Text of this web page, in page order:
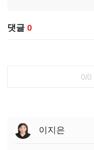
댓글 0
0/0
이지은